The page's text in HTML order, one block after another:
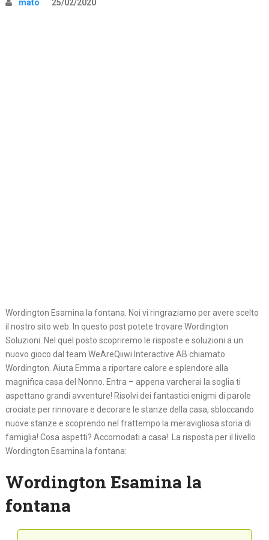
mato 25/02/2020
Wordington Esamina la fontana. Noi vi ringraziamo per avere scelto
il nostro sito web. In questo post potete trovare Wordington
Soluzioni. Nel quel posto scopriremo le risposte e soluzioni a un
nuovo gioco dal team WeAreQiiwi Interactive AB chiamato
Wordington. Aiuta Emma a riportare calore e splendore alla
magnifica casa del Nonno. Entra – appena varcherai la soglia ti
aspettano grandi avventure! Risolvi dei fantastici enigmi di parole
crociate per rinnovare e decorare le stanze della casa, sbloccando
nuove stanze e scoprendo nel frattempo la meravigliosa storia di
famiglia! Cosa aspetti? Accomodati a casa!. La risposta per il livello
Wordington Esamina la fontana:
Wordington Esamina la
fontana